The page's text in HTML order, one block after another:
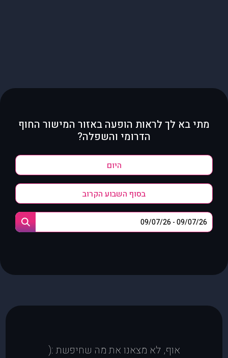
מתי בא לך לראות הופעה באזור המישור החוף
הדרומי והשפלה?
היום
בסוף השבוע הקרוב
אוף, לא מצאנו את מה שחיפשת :(